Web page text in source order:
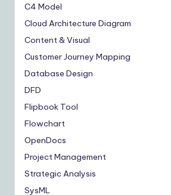
C4 Model
Cloud Architecture Diagram
Content & Visual
Customer Journey Mapping
Database Design
DFD
Flipbook Tool
Flowchart
OpenDocs
Project Management
Strategic Analysis
SysML